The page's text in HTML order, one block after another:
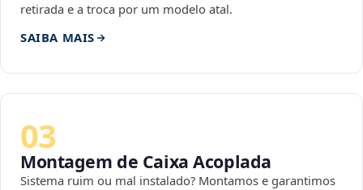
retirada e a troca por um modelo atal.
SAIBA MAIS
03
Montagem de Caixa Acoplada
Sistema ruim ou mal instalado? Montamos e garantimos